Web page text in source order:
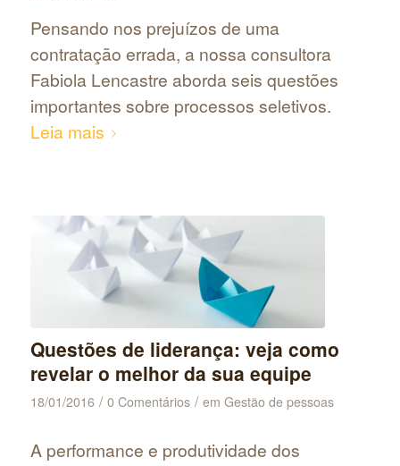
Pensando nos prejuízos de uma
contratação errada, a nossa consultora
Fabiola Lencastre aborda seis questões
importantes sobre processos seletivos.
Leia mais
Questões de liderança: veja como
revelar o melhor da sua equipe
18/01/2016 / 0 Comentários / em Gestão de pessoas
A performance e produtividade dos